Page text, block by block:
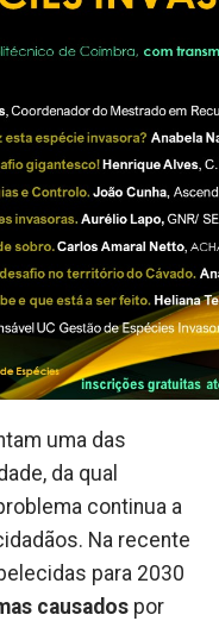
uma das
da qual
continua a
Na recente
para 2030
causados por